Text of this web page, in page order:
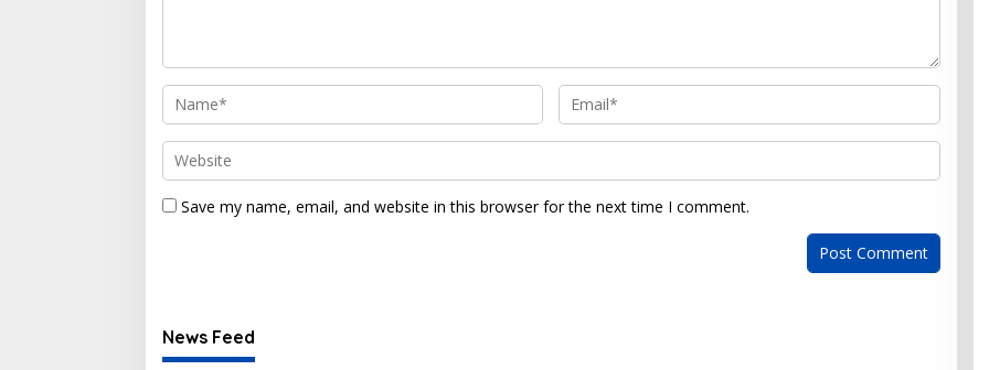
Save my name, email, and website in this browser for the next time I comment.
News Feed